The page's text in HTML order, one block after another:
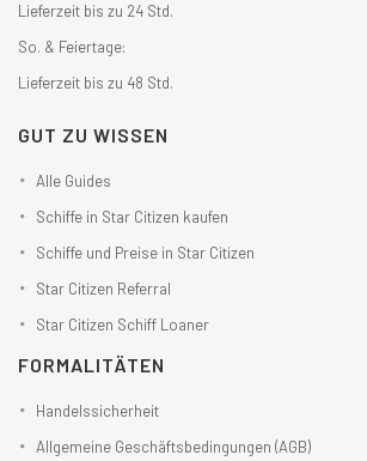
Lieferzeit bis zu 24 Std.
So. & Feiertage:
Lieferzeit bis zu 48 Std.
GUT ZU WISSEN
Alle Guides
Schiffe in Star Citizen kaufen
Schiffe und Preise in Star Citizen
Star Citizen Referral
Star Citizen Schiff Loaner
FORMALITÄTEN
Handelssicherheit
Allgemeine Geschäftsbedingungen (AGB)